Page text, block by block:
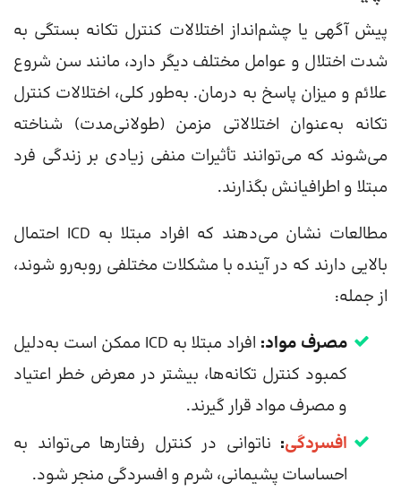
پیش آگهی یا چشم‌انداز اختلالات کنترل تکانه بستگی به
شدت اختلال و عوامل مختلف دیگر دارد، مانند سن شروع
علائم و میزان پاسخ به درمان. به‌طور کلی، اختلالات کنترل
تکانه به‌عنوان اختلالاتی مزمن (طولانی‌مدت) شناخته
می‌شوند که می‌توانند تأثیرات منفی زیادی بر زندگی فرد
مبتلا و اطرافیانش بگذارند.
مطالعات نشان می‌دهند که افراد مبتلا به ICD احتمال
بالایی دارند که در آینده با مشکلات مختلفی روبه‌رو شوند،
از جمله:
مصرف مواد:
افراد مبتلا به ICD ممکن است به‌دلیل
کمبود کنترل تکانه‌ها، بیشتر در معرض خطر اعتیاد
و مصرف مواد قرار گیرند.
افسردگی: ناتوانی در کنترل رفتارها می‌تواند به
احساسات پشیمانی، شرم و افسردگی منجر شود.